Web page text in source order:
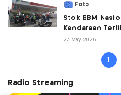
Foto
Stok BBM
Kendaraan
23 May 2026
1
Radio Streaming